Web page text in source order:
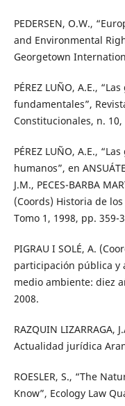
PEDERSEN, O.W.,
and Environmental
Georgetown
PÉREZ LUÑO, A.E.,
fundamentales”,
Constitucionales, n. 10,
PÉREZ LUÑO, A.E.,
humanos”, en
J.M., PECES-BARBA
(Coords) Historia de
Tomo 1, 1998, pp. 359-
PIGRAU I SOLÉ, A.
participación pública y
medio ambiente: diez
2008.
RAZQUIN LIZARRAGA,
Actualidad jurídica
ROESLER, S., “The
Know”, Ecology Law